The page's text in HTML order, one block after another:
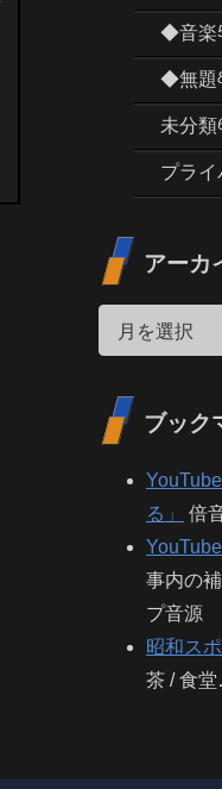
◆音楽
◆無題
未分類
プライ
アーカ
ブック
る」
倍
事内の
プ音源
昭和ス
茶 / 食